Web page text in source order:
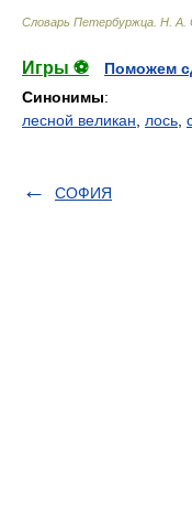
Словарь Петербуржца Н. А.
Игры ⚽
Поможем
Синонимы:
лесной великан
лось
СОФИЯ